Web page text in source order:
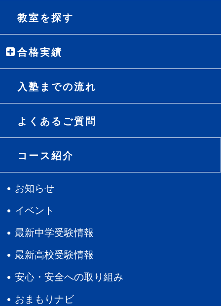
教室を探す
合格実績
入塾までの流れ
よくあるご質問
コース紹介
お知らせ
イベント
最新中学受験情報
最新高校受験情報
安心・安全への取り組み
おまもりナビ